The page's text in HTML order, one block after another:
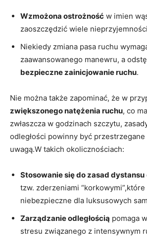
Wzmożona ostrożność w imien
‍zaoszczędzić wiele
Niekiedy zmiana pasa ‌ruchu
⁢zaawansowanego ⁤manewru, a
bezpieczne zainicjowanie​ ruchu.
Nie można także⁢ zapominać,⁢ że w
zwiększonego natężenia ‍ruchu, co
zwłaszcza ⁢w godzinach szczytu,
odległości powinny ⁣być
⁣uwagą.W takich okolicznościach:
Stosowanie się ⁢do ⁢zasad‌ dystansu
tzw.⁣ zderzeniami
niebezpieczne⁢ dla⁤ luksusowych
Zarządzanie ‌odległością pomaga
stresu związanego z intensywnym